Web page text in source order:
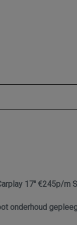
17'' €245p/
onderhoud